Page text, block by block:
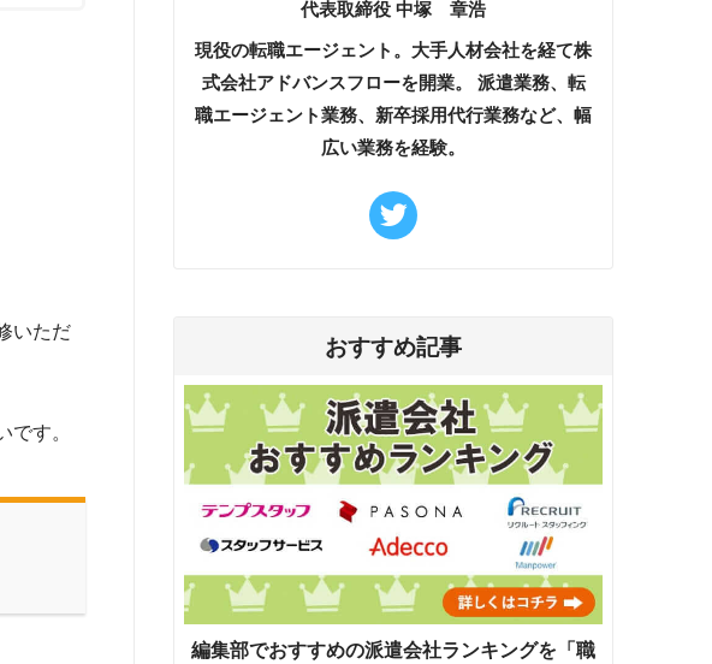
いただ
す。
代表取締役 中塚 章浩
現役の転職エージェント。大手人材会社を経て株
式会社アドバンスフローを開業。 派遣業務、転
職エージェント業務、新卒採用代行業務など、幅
広い業務を経験。
おすすめ記事
編集部でおすすめの派遣会社ランキングを「職